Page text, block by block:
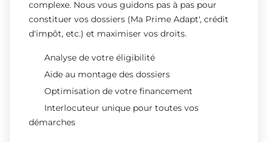
complexe. Nous vous guidons pas à pas pour
constituer vos dossiers (Ma Prime Adapt', crédit
d'impôt, etc.) et maximiser vos droits.
Analyse de votre éligibilité
Aide au montage des dossiers
Optimisation de votre financement
Interlocuteur unique pour toutes vos
démarches